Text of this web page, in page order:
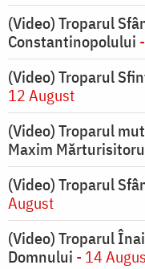
(Video) Troparul
Constantinopolului
(Video) Troparul
12 August
(Video) Troparul
Maxim
(Video) Troparul
August
(Video) Troparul
Domnului - 14